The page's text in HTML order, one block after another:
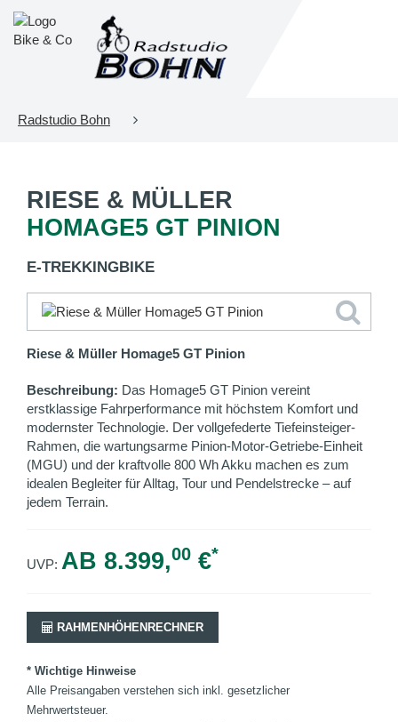
Radstudio Bohn
RIESE & MÜLLER
HOMAGE5 GT PINION
E-TREKKINGBIKE
Riese & Müller Homage5 GT Pinion
Beschreibung: Das Homage5 GT Pinion vereint
erstklassige Fahrperformance mit höchstem Komfort und
modernster Technologie. Der vollgefederte Tiefeinsteiger-
Rahmen, die wartungsarme Pinion-Motor-Getriebe-Einheit
(MGU) und der kraftvolle 800 Wh Akku machen es zum
idealen Begleiter für Alltag, Tour und Pendelstrecke – auf
jedem Terrain.
UVP: AB 8.399,00 €*
RAHMENHÖHENRECHNER
* Wichtige Hinweise
Alle Preisangaben verstehen sich inkl. gesetzlicher
Mehrwertsteuer.